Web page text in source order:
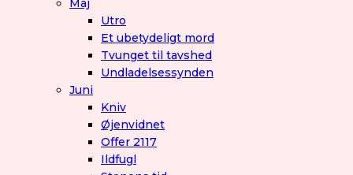
Maj
Utro
Et ubetydeligt mord
Tvunget til tavshed
Undladelsessynden
Juni
Kniv
Øjenvidnet
Offer 2117
Ildfugl